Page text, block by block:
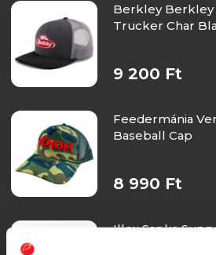
Berkley
Trucker Char
9 200 Ft
Feedermánia
Baseball Cap
8 990 Ft
Illex Sapka